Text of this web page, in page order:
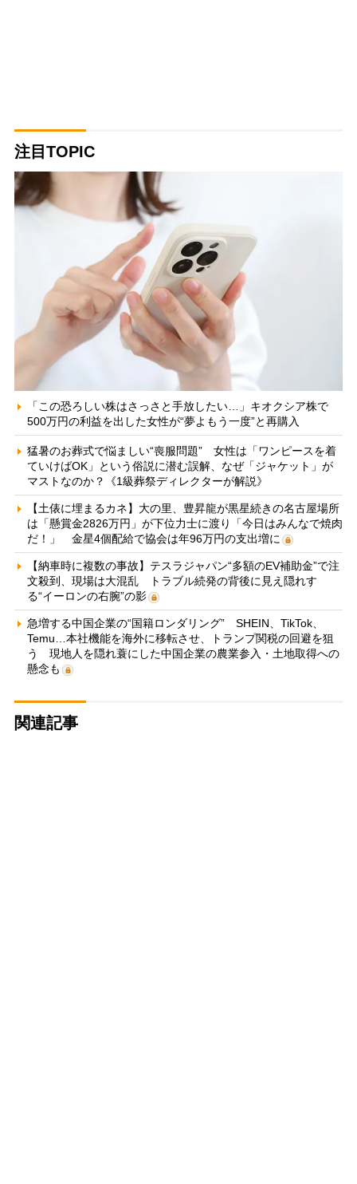
注目TOPIC
「この恐ろしい株はさっさと手放したい…」キオクシア株で
500万円の利益を出した女性が“夢よもう一度”と再購入
猛暑のお葬式で悩ましい“喪服問題” 女性は「ワンピースを着
ていけばOK」という俗説に潜む誤解、なぜ「ジャケット」が
マストなのか？《1級葬祭ディレクターが解説》
【土俵に埋まるカネ】大の里、豊昇龍が黒星続きの名古屋場所
は「懸賞金2826万円」が下位力士に渡り「今日はみんなで焼肉
だ！」 金星4個配給で協会は年96万円の支出増に
【納車時に複数の事故】テスラジャパン“多額のEV補助金”で注
文殺到、現場は大混乱 トラブル続発の背後に見え隠れす
る“イーロンの右腕”の影
急増する中国企業の“国籍ロンダリング” SHEIN、TikTok、
Temu…本社機能を海外に移転させ、トランプ関税の回避を狙
う 現地人を隠れ蓑にした中国企業の農業参入・土地取得への
懸念も
関連記事